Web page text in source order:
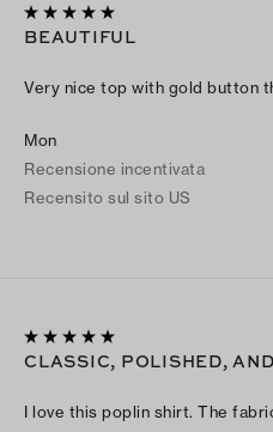
BEAUTIFUL
Very nice top with gold button
Mon
Recensione incentivata
Recensito sul sito US
CLASSIC, POLISHED,
I love this poplin shirt. The